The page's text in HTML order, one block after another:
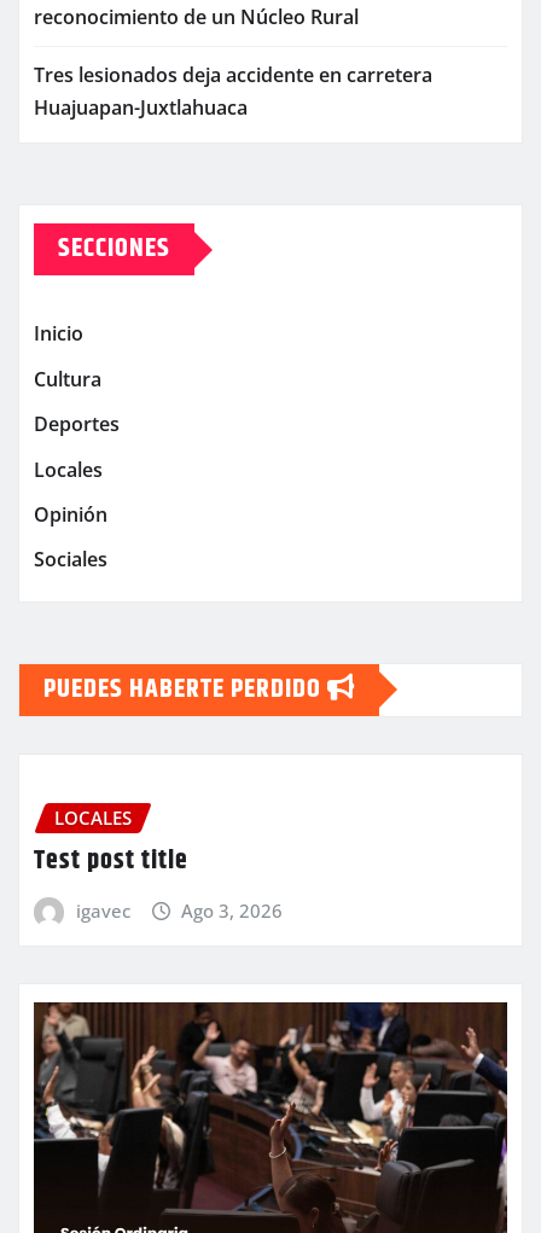
reconocimiento de un Núcleo Rural
Tres lesionados deja accidente en carretera
Huajuapan-Juxtlahuaca
SECCIONES
Inicio
Cultura
Deportes
Locales
Opinión
Sociales
PUEDES HABERTE PERDIDO
LOCALES
Test post title
igavec Ago 3, 2026